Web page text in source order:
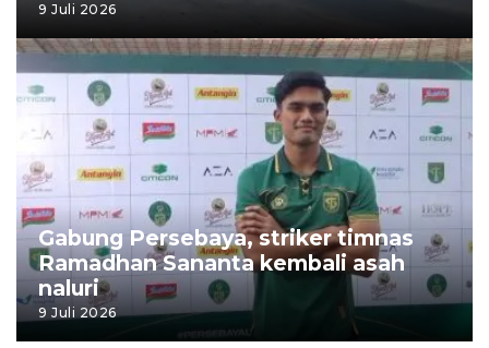
9 Juli 2026
Gabung Persebaya, striker timnas
Ramadhan Sananta kembali asah
naluri
9 Juli 2026